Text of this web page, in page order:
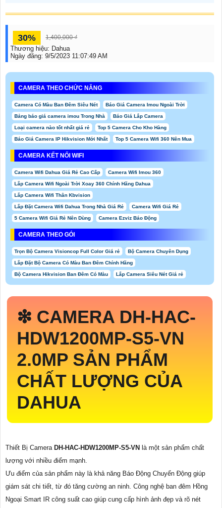
30% 1,400,000 ₫
Thương hiệu: Dahua
Ngày đăng: 9/5/2023 11:07:49 AM
CAMERA THEO CHỨC NĂNG
Camera Có Màu Ban Đêm Siêu Nét Báo Giá Camera Imou Ngoài Trời
Bảng báo giá camera imou Trong Nhà Báo Giá Lắp Camera
Loại camera nào tốt nhất giá rẻ Top 5 Camera Cho Kho Hàng
Báo Giá Camera IP Hikvision Mới Nhất Top 5 Camera Wifi 360 Nên Mua
CAMERA KẾT NỐI WIFI
Camera Wifi Dahua Giá Rẻ Cao Cấp Camera Wifi Imou 360
Lắp Camera Wifi Ngoài Trời Xoay 360 Chính Hãng Dahua
Lắp Camera Wifi Thân Kbvision
Lắp Đặt Camera Wifi Dahua Trong Nhà Giá Rẻ Camera Wifi Giá Rẻ
5 Camera Wifi Giá Rẻ Nên Dùng Camera Ezviz Báo Động
CAMERA THEO GÓI
Trọn Bộ Camera Visioncop Full Color Giá rẻ Bộ Camera Chuyên Dụng
Lắp Đặt Bộ Camera Có Màu Ban Đêm Chính Hãng
Bộ Camera Hikvision Ban Đêm Có Màu Lắp Camera Siêu Nét Giá rẻ
❇ CAMERA DH-HAC-
HDW1200MP-S5-VN
2.0MP SẢN PHẨM
CHẤT LƯỢNG CỦA
DAHUA
Thiết Bị Camera DH-HAC-HDW1200MP-S5-VN là một sản phẩm chất
lượng với nhiều điểm mạnh.
Ưu điểm của sản phẩm này là khả năng Báo Động Chuyển Động giúp
giám sát chi tiết, từ đó tăng cường an ninh. Công nghệ ban đêm Hồng
Ngoại Smart IR công suất cao giúp cung cấp hình ảnh đẹp và rõ nét